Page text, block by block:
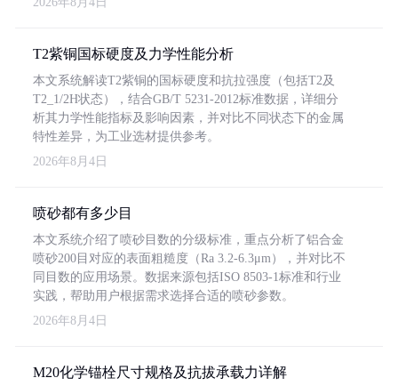
T2紫铜国标硬度及力学性能分析
本文系统解读T2紫铜的国标硬度和抗拉强度（包括T2及
T2_1/2H状态），结合GB/T 5231-2012标准数据，详细分
析其力学性能指标及影响因素，并对比不同状态下的金属
特性差异，为工业选材提供参考。
2026年8月4日
喷砂都有多少目
本文系统介绍了喷砂目数的分级标准，重点分析了铝合金
喷砂200目对应的表面粗糙度（Ra 3.2-6.3μm），并对比不
同目数的应用场景。数据来源包括ISO 8503-1标准和行业
实践，帮助用户根据需求选择合适的喷砂参数。
2026年8月4日
M20化学锚栓尺寸规格及抗拔承载力详解